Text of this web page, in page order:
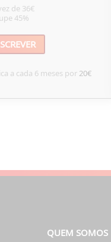
de 36€
45%
a cada 6 meses por20€
QUEM SOMOS